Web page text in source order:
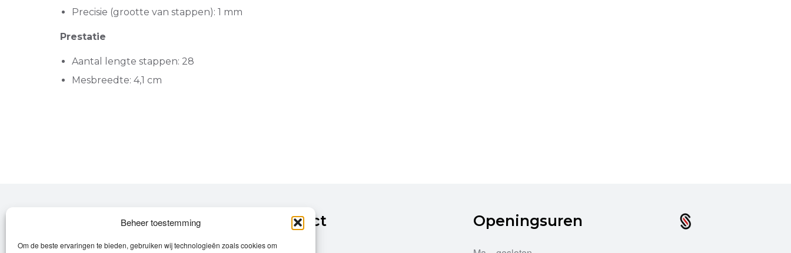
Beheer toestemming
Om de beste ervaringen te bieden, gebruiken wij technologieën zoals cookies om
Precisie (grootte van stappen): 1 mm
Prestatie
Aantal lengte stappen: 28
Mesbreedte: 4,1 cm
Over Leroy Contact Openingsuren